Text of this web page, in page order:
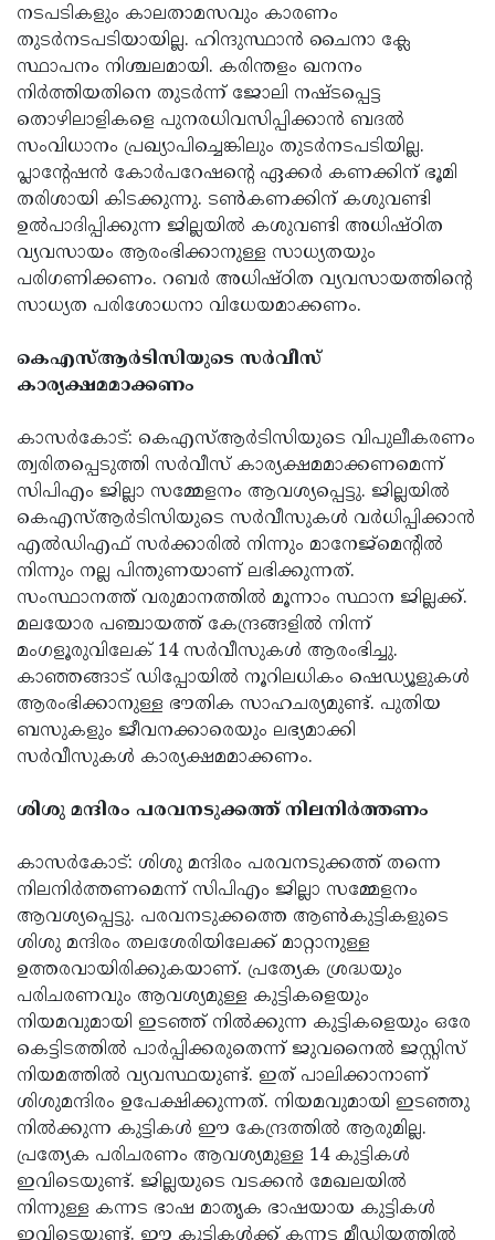
നടപടികളും കാലതാമസവും കാരണം
തുടര്‍നടപടിയായില്ല. ഹിന്ദുസ്ഥാന്‍ ചൈനാ ക്ലേ
സ്ഥാപനം നിശ്ചലമായി. കരിന്തളം ഖനനം
നിര്‍ത്തിയതിനെ തുടര്‍ന്ന് ജോലി നഷ്ടപ്പെട്ട
തൊഴിലാളികളെ പുനരധിവസിപ്പിക്കാന്‍ ബദല്‍
സംവിധാനം പ്രഖ്യാപിച്ചെങ്കിലും തുടര്‍നടപടിയില്ല.
പ്ലാന്റേഷന്‍ കോര്‍പറേഷന്റെ ഏക്കര്‍ കണക്കിന് ഭൂമി
തരിശായി കിടക്കുന്നു. ടണ്‍കണക്കിന് കശുവണ്ടി
ഉല്‍പാദിപ്പിക്കുന്ന ജില്ലയില്‍ കശുവണ്ടി അധിഷ്ഠിത
വ്യവസായം ആരംഭിക്കാനുള്ള സാധ്യതയും
പരിഗണിക്കണം. റബര്‍ അധിഷ്ഠിത വ്യവസായത്തിന്റെ
സാധ്യത പരിശോധനാ വിധേയമാക്കണം.
കെഎസ്ആര്‍ടിസിയുടെ സര്‍വീസ്
കാര്യക്ഷമമാക്കണം
കാസര്‍കോട്: കെഎസ്ആര്‍ടിസിയുടെ വിപുലീകരണം
ത്വരിതപ്പെടുത്തി സര്‍വീസ് കാര്യക്ഷമമാക്കണമെന്ന്
സിപിഎം ജില്ലാ സമ്മേളനം ആവശ്യപ്പെട്ടു. ജില്ലയില്‍
കെഎസ്ആര്‍ടിസിയുടെ സര്‍വീസുകള്‍ വര്‍ധിപ്പിക്കാന്‍
എല്‍ഡിഎഫ് സര്‍ക്കാരില്‍ നിന്നും മാനേജ്‌മെന്റില്‍
നിന്നും നല്ല പിന്തുണയാണ് ലഭിക്കുന്നത്.
സംസ്ഥാനത്ത് വരുമാനത്തില്‍ മൂന്നാം സ്ഥാന ജില്ലക്ക്.
മലയോര പഞ്ചായത്ത് കേന്ദ്രങ്ങളില്‍ നിന്ന്
മംഗളൂരുവിലേക് 14 സര്‍വീസുകള്‍ ആരംഭിച്ചു.
കാഞ്ഞങ്ങാട് ഡിപ്പോയില്‍ നൂറിലധികം ഷെഡ്യൂളുകള്‍
ആരംഭിക്കാനുള്ള ഭൗതിക സാഹചര്യമുണ്ട്. പുതിയ
ബസുകളും ജീവനക്കാരെയും ലഭ്യമാക്കി
സര്‍വീസുകള്‍ കാര്യക്ഷമമാക്കണം.
ശിശു മന്ദിരം പരവനടുക്കത്ത് നിലനിര്‍ത്തണം
കാസര്‍കോട്: ശിശു മന്ദിരം പരവനടുക്കത്ത് തന്നെ
നിലനിര്‍ത്തണമെന്ന് സിപിഎം ജില്ലാ സമ്മേളനം
ആവശ്യപ്പെട്ടു. പരവനടുക്കത്തെ ആണ്‍കുട്ടികളുടെ
ശിശു മന്ദിരം തലശേരിയിലേക്ക് മാറ്റാനുള്ള
ഉത്തരവായിരിക്കുകയാണ്. പ്രത്യേക ശ്രദ്ധയും
പരിചരണവും ആവശ്യമുള്ള കുട്ടികളെയും
നിയമവുമായി ഇടഞ്ഞ് നില്‍ക്കുന്ന കുട്ടികളെയും ഒരേ
കെട്ടിടത്തില്‍ പാര്‍പ്പിക്കരുതെന്ന് ജുവനൈല്‍ ജസ്റ്റിസ്
നിയമത്തില്‍ വ്യവസ്ഥയുണ്ട്. ഇത് പാലിക്കാനാണ്
ശിശുമന്ദിരം ഉപേക്ഷിക്കുന്നത്. നിയമവുമായി ഇടഞ്ഞു
നില്‍ക്കുന്ന കുട്ടികള്‍ ഈ കേന്ദ്രത്തില്‍ ആരുമില്ല.
പ്രത്യേക പരിചരണം ആവശ്യമുള്ള 14 കുട്ടികള്‍
ഇവിടെയുണ്ട്. ജില്ലയുടെ വടക്കന്‍ മേഖലയില്‍
നിന്നുള്ള കന്നട ഭാഷ മാതൃക ഭാഷയായ കുട്ടികള്‍
ഇവിടെയുണ്ട്. ഈ കുട്ടികള്‍ക്ക് കന്നട മീഡിയത്തില്‍